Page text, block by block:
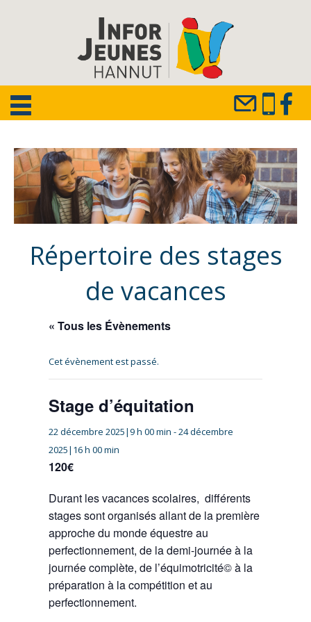
Répertoire des stages
de vacances
« Tous les Évènements
Cet évènement est passé.
Stage d’équitation
22 décembre 2025|9 h 00 min -24 décembre
2025|16 h 00 min
120€
Durant les vacances scolaires, différents
stages sont organisés allant de la première
approche du monde équestre au
perfectionnement, de la demi-journée à la
journée complète, de l’équimotricité© à la
préparation à la compétition et au
perfectionnement.